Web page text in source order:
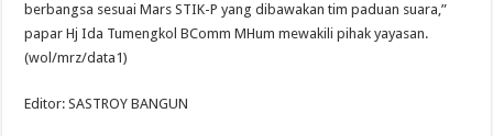
berbangsa sesuai Mars STIK-P yang dibawakan tim paduan suara,”
papar Hj Ida Tumengkol BComm MHum mewakili pihak yayasan.
(wol/mrz/data1)
Editor: SASTROY BANGUN